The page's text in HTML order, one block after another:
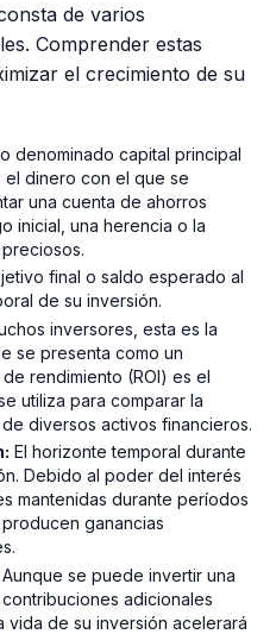
de varios
Comprender estas
el crecimiento de su
denominado capital principal
el dinero con el que se
una cuenta de ahorros
inicial, una herencia o la
final o saldo esperado al
de su inversión.
inversores, esta es la
se presenta como un
rendimiento (ROI) es el
utiliza para comparar la
diversos activos financieros.
El horizonte temporal durante
Debido al poder del interés
mantenidas durante períodos
ganancias
Aunque se puede invertir una
adicionales
vida de su inversión acelerará